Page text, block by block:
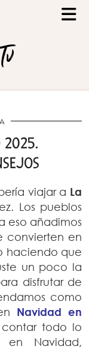
2025.
viajar a La
Los pueblos
eso añadimos
convierten en
haciendo que
un poco la
disfrutar de
como
Navidad en
todo lo
en Navidad,